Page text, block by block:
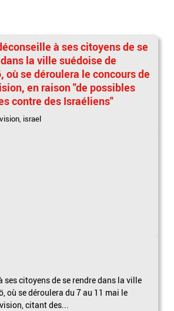
à ses citoyens de se
la ville suédoise de
où se déroulera le concours de
en raison "de possibles
contre des Israéliens"
, israel
ses citoyens de se rendre dans la ville
où se déroulera du 7 au 11 mai le
citant des...